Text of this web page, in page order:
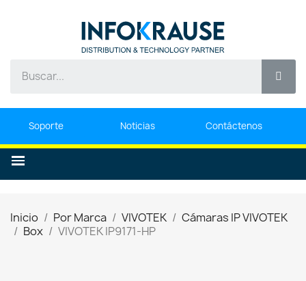
Soporte Noticias Contáctenos
Inicio Por Marca VIVOTEK
Cámaras IP VIVOTEK
Box
VIVOTEK IP9171-HP